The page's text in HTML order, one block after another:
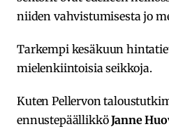
niiden vahvistumisesta jo
Tarkempi kesäkuun
mielenkiintoisia seikkoja.
Kuten Pellervon
ennustepäällikköJanne